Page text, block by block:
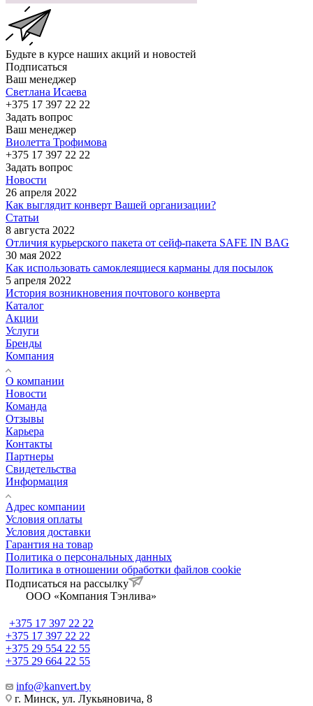
Будьте в курсе наших акций и новостей
Подписаться
Ваш менеджер
Светлана Исаева
+375 17 397 22 22
Задать вопрос
Ваш менеджер
Виолетта Трофимова
+375 17 397 22 22
Задать вопрос
Новости
26 апреля 2022
Как выглядит конверт Вашей организации?
Статьи
8 августа 2022
Отличия курьерского пакета от сейф-пакета SAFE IN BAG
30 мая 2022
Как использовать самоклеящиеся карманы для посылок
5 апреля 2022
История возникновения почтового конверта
Каталог
Акции
Услуги
Бренды
Компания
О компании
Новости
Команда
Отзывы
Карьера
Контакты
Партнеры
Свидетельства
Информация
Адрес компании
Условия оплаты
Условия доставки
Гарантия на товар
Политика о персональных данных
Политика в отношении обработки файлов cookie
Подписаться на рассылку
ООО «Компания Тэнлива»
+375 17 397 22 22
+375 17 397 22 22
+375 29 554 22 55
+375 29 664 22 55
info@kanvert.by
г. Минск, ул. Лукьяновича, 8